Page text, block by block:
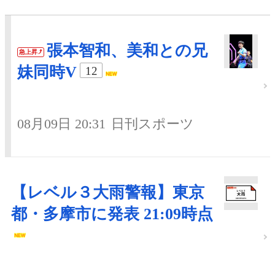
急上昇
張本智和、美和との兄
妹同時V
12
08月09日 20:31 日刊スポーツ
【レベル３大雨警報】東京
都・多摩市に発表 21:09時点